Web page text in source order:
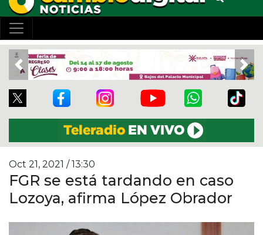
Previous
Oct 21, 2021 / 13:30
FGR se está tardando en caso
Lozoya, afirma López Obrador